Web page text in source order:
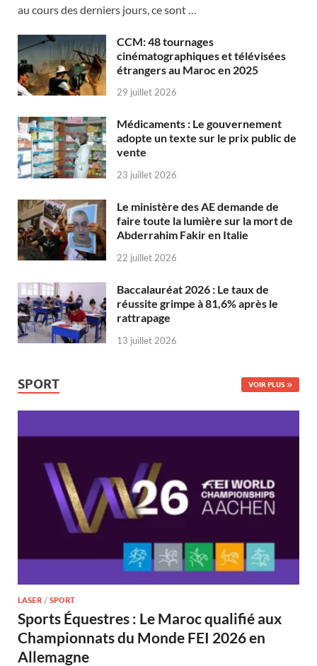
au cours des derniers jours, ce sont …
CCM: 48 tournages
cinématographiques et télévisées
étrangers au Maroc en 2025
29 juillet 2026
Médicaments : Le gouvernement
adopte un texte sur le prix public de
vente
23 juillet 2026
Le ministère des AE demande de
faire toute la lumière sur la mort de
Abderrahim Fakir en Italie
22 juillet 2026
Baccalauréat 2026 : Le taux de
réussite grimpe à 81,6% après le
rattrapage
13 juillet 2026
SPORT VOIR PLUS
LASER / SPORT
Sports Équestres : Le Maroc qualifié aux
Championnats du Monde FEI 2026 en
Allemagne